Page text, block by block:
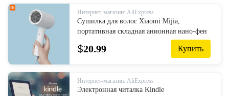
Интернет-магазин: AliExpress
Сушилка для волос Xiaomi Mijia,
портативная складная анионная нано-фен
для ухода за волосами для дома и
путешествий, поддерживает режим
$20.99 Купить
Интернет-магазин: AliExpress
Электронная читалка Kindle